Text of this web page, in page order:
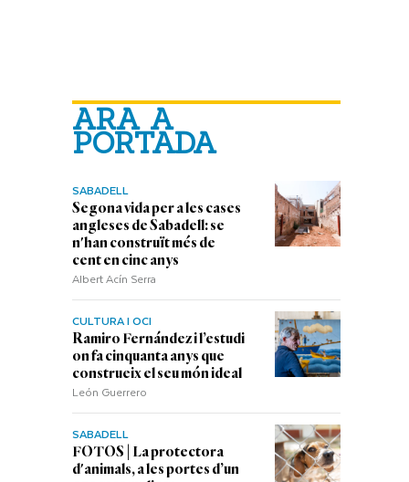
ARA A
PORTADA
SABADELL
Segona vida per a les cases
angleses de Sabadell: se
n'han construït més de
cent en cinc anys
Albert Acín Serra
CULTURA I OCI
Ramiro Fernández i l’estudi
on fa cinquanta anys que
construeix el seu món ideal
León Guerrero
SABADELL
FOTOS | La protectora
d'animals, a les portes d’un